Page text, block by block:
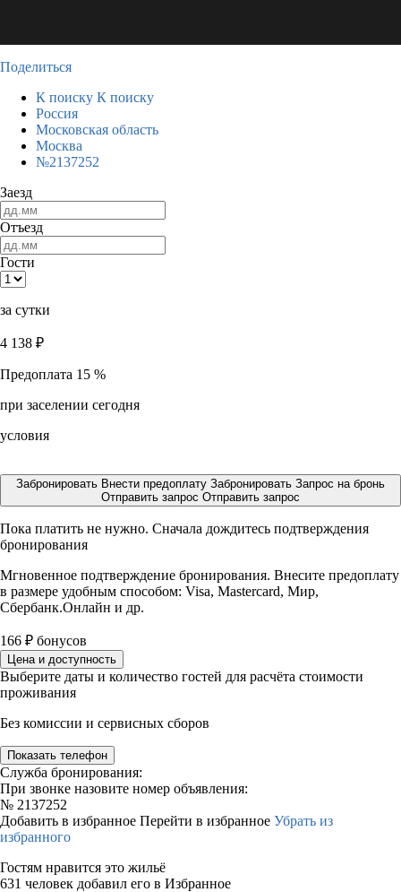
Поделиться
К поиску К поиску
Россия
Московская область
Москва
№2137252
Заезд
Отъезд
Гости
за сутки
4 138 ₽
Предоплата 15 %
при заселении сегодня
условия
Забронировать Внести предоплату Забронировать Запрос на бронь
Отправить запрос Отправить запрос
Пока платить не нужно. Сначала дождитесь подтверждения
бронирования
Мгновенное подтверждение бронирования. Внесите предоплату
в размере удобным способом: Visa, Mastercard, Мир,
Сбербанк.Онлайн и др.
166 ₽ бонусов
Цена и доступность
Выберите даты и количество гостей для расчёта стоимости
проживания
Без комиссии и сервисных сборов
Показать телефон
Служба бронирования:
При звонке назовите номер объявления:
№ 2137252
Добавить в избранное Перейти в избранное Убрать из
избранного
Гостям нравится это жильё
631 человек добавил его в Избранное